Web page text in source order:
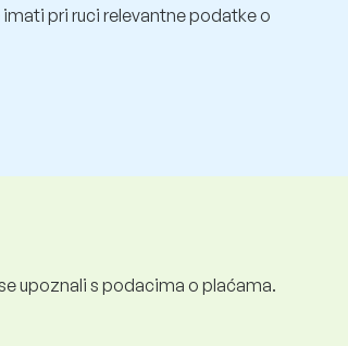
pri ruci relevantne podatke o
upoznali s podacima o plaćama.